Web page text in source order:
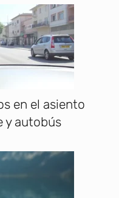
en el asiento
y autobús